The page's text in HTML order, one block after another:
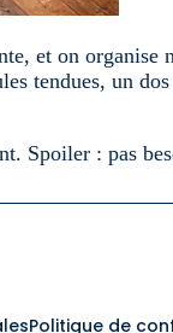
et on organise
tendues, un
Spoiler : pas
Politique de